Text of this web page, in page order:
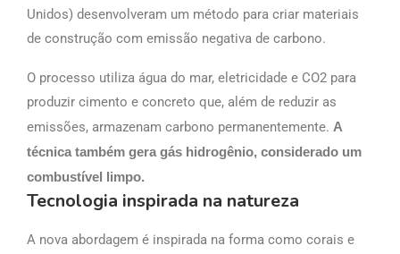
Unidos) desenvolveram um método para criar materiais
de construção com emissão negativa de carbono.
O processo utiliza água do mar, eletricidade e CO2 para
produzir cimento e concreto que, além de reduzir as
emissões, armazenam carbono permanentemente. A
técnica também gera gás hidrogênio, considerado um
combustível limpo.
Tecnologia inspirada na natureza
A nova abordagem é inspirada na forma como corais e